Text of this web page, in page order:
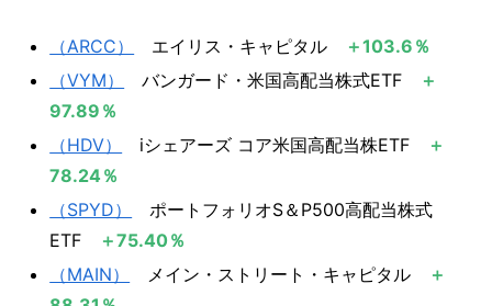
（ARCC） ​ エイリス・キャピタル
＋103.6％​
（VYM）
​ バンガード・米国高配当株式ETF
＋
97.89％
（HDV）​​​​
iシェアーズ コア米国高配当株ETF
＋
78.24％
（SPYD）​
ポートフォリオS＆P500高配当株式
ETF
＋75.40％
（MAIN）
​ メイン・ストリート・キャピタル
＋